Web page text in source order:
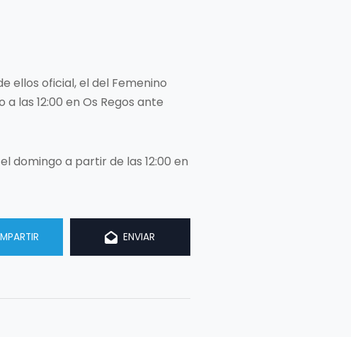
ellos oficial, el del Femenino
las 12:00 en Os Regos ante
domingo a partir de las 12:00 en
ENVIAR